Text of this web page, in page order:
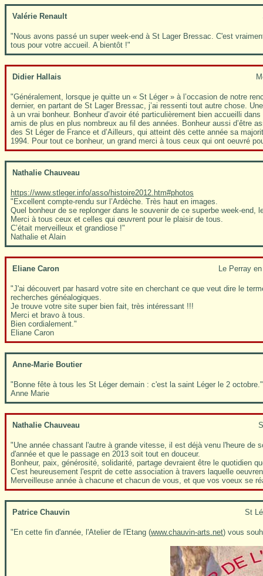
Valérie Renault
"Nous avons passé un super week-end à St Lager Bressac. C'est
tous pour votre accueil. A bientôt !"
Didier Hallais
"Généralement, lorsque je quitte un « St Léger » à l’occasion de notre
dernier, en partant de St Lager Bressac, j’ai ressenti tout autre chose.
à un vrai bonheur. Bonheur d’avoir été particulièrement bien accueilli
amis de plus en plus nombreux au fil des années. Bonheur aussi d’être
des St Léger de France et d’Ailleurs, qui atteint dès cette année sa
1994. Pour tout ce bonheur, un grand merci à tous ceux qui ont oeuvré
Nathalie Chauveau
https://www.stleger.info/asso/histoire2012.htm#photos
"Excellent compte-rendu sur l’Ardèche. Très haut en images.
Quel bonheur de se replonger dans le souvenir de ce superbe week-end,
Merci à tous ceux et celles qui œuvrent pour le plaisir de tous.
C’était merveilleux et grandiose !"
Nathalie et Alain
Eliane Caron Le Perray
"J'ai découvert par hasard votre site en cherchant ce que veut dire le
recherches généalogiques.
Je trouve votre site super bien fait, très intéressant !!!
Merci et bravo à tous.
Bien cordialement."
Eliane Caron
Anne-Marie Boutier
"Bonne fête à tous les St Léger demain : c'est la saint Léger le 2 octobre."
Anne Marie
Nathalie Chauveau
"Une année chassant l'autre à grande vitesse, il est déjà venu l'heure
d'année et que le passage en 2013 soit tout en douceur.
Bonheur, paix, générosité, solidarité, partage devraient être le quotidien
C'est heureusement l'esprit de cette association à travers laquelle
Merveilleuse année à chacune et chacun de vous, et que vos voeux se
Patrice Chauvin St
"En cette fin d'année, l'Atelier de l'Etang (www.chauvin-arts.net) vous